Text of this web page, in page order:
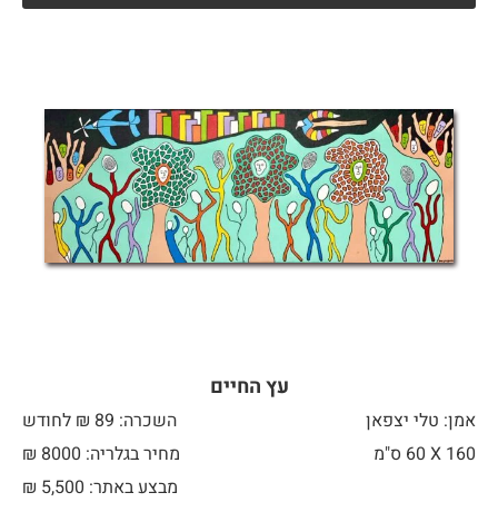
עץ החיים
אמן: טלי יצפאן
השכרה: 89 ₪ לחודש
160 X
מחיר בגלריה: 8000 ₪
מבצע באתר:
₪ 5,500